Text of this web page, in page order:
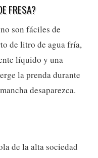
FRESA?
son fáciles de
de litro de agua fría,
líquido y una
la prenda durante
desaparezca.
de la alta sociedad